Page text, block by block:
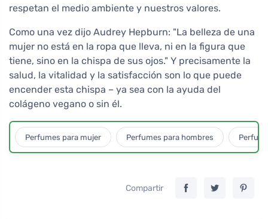
respetan el medio ambiente y nuestros valores.
Como una vez dijo Audrey Hepburn: "La belleza de una
mujer no está en la ropa que lleva, ni en la figura que
tiene, sino en la chispa de sus ojos." Y precisamente la
salud, la vitalidad y la satisfacción son lo que puede
encender esta chispa – ya sea con la ayuda del
colágeno vegano o sin él.
Perfumes para mujer Perfumes para hombres
Compartir